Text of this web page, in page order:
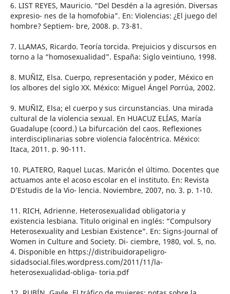
6. LIST REYES, Mauricio. “Del Desdén a la agresión. Diversas
expresio- nes de la homofobia”. En: Violencias: ¿El juego del
hombre? Septiem- bre, 2008. p. 73-81.
7. LLAMAS, Ricardo. Teoría torcida. Prejuicios y discursos en
torno a la “homosexualidad”. España: Siglo veintiuno, 1998.
8. MUÑIZ, Elsa. Cuerpo, representación y poder, México en
los albores del siglo XX. México: Miguel Ángel Porrúa, 2002.
9. MUÑIZ, Elsa; el cuerpo y sus circunstancias. Una mirada
cultural de la violencia sexual. En HUACUZ ELÍAS, María
Guadalupe (coord.) La bifurcación del caos. Reflexiones
interdisciplinarias sobre violencia falocéntrica. México:
Itaca, 2011. p. 90-111.
10. PLATERO, Raquel Lucas. Maricón el último. Docentes que
actuamos ante el acoso escolar en el instituto. En: Revista
D’Estudis de la Vio- lencia. Noviembre, 2007, no. 3. p. 1-10.
11. RICH, Adrienne. Heterosexualidad obligatoria y
existencia lesbiana. Titulo original en inglés: “Compulsory
Heterosexuality and Lesbian Existence”. En: Signs-Journal of
Women in Culture and Society. Di- ciembre, 1980, vol. 5, no.
4. Disponible en https://distribuidorapeligro-
sidadsocial.files.wordpress.com/2011/11/la-
heterosexualidad-obliga- toria.pdf